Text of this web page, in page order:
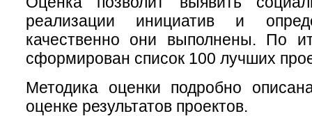
реализации инициатив и
качественно они выполнены. По
сформирован список 100 лучших
Методика оценки подробно
оценке результатов проектов.